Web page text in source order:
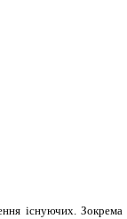
існуючих. Зокрема